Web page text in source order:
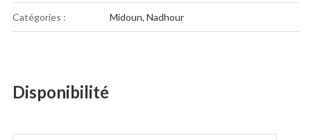
Catégories : Midoun, Nadhour
Disponibilité